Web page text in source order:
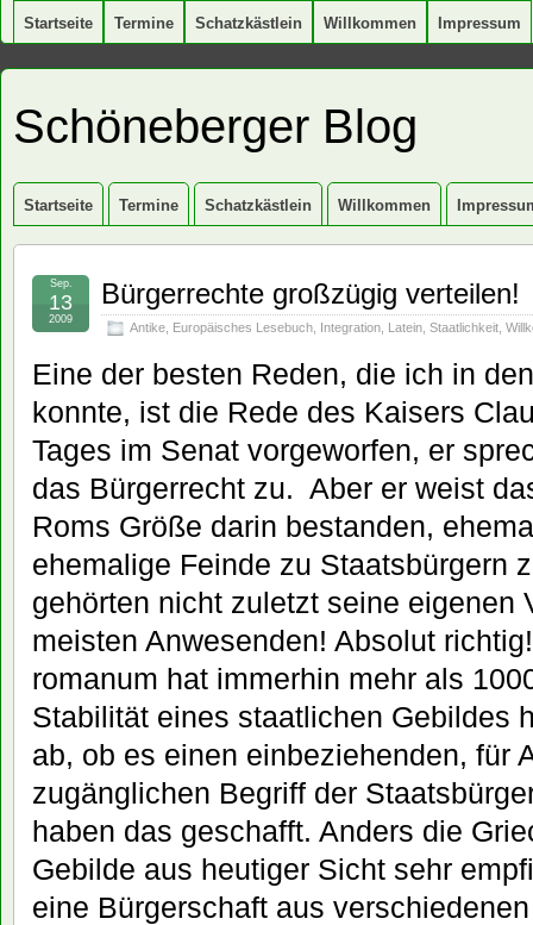
Startseite Termine Schatzkästlein Willkommen Impressum
Schöneberger Blog
Startseite Termine Schatzkästlein Willkommen
Bürgerrechte großzügig verteilen!
Antike Europäisches Lesebuch Integration Latein Staatlichkeit
Sep.
13
2009
Eine der besten Reden, die ich in
konnte, ist die Rede des Kaisers
Tages im Senat vorgeworfen, er
das Bürgerrecht zu. Aber er weist
Roms Größe darin bestanden,
ehemalige Feinde zu Staatsbürgern
gehörten nicht zuletzt seine eigenen
meisten Anwesenden! Absolut
romanum hat immerhin mehr als
Stabilität eines staatlichen Gebildes
ab, ob es einen einbeziehenden, für
zugänglichen Begriff der
haben das geschafft. Anders die
Gebilde aus heutiger Sicht sehr
eine Bürgerschaft aus